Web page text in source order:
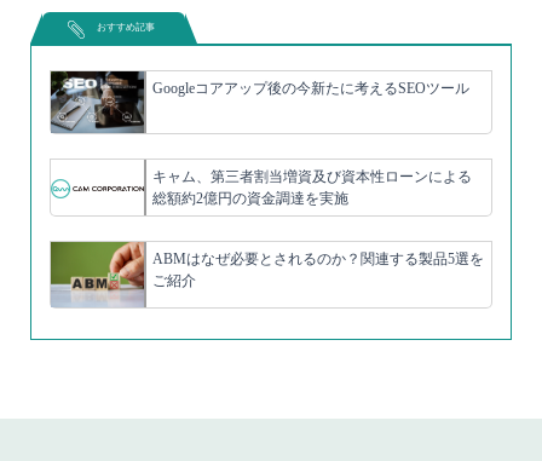
おすすめ記事
Googleコアアップ後の今新たに考えるSEOツール
キャム、第三者割当増資及び資本性ローンによる
総額約2億円の資金調達を実施
ABMはなぜ必要とされるのか？関連する製品5選を
ご紹介